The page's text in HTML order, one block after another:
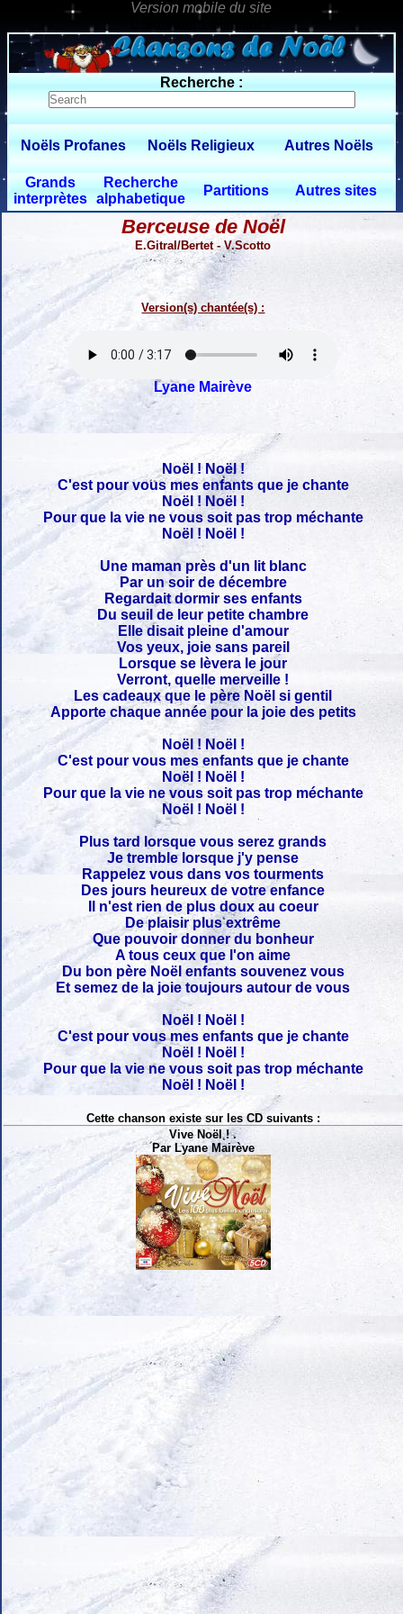
0 $limitbot 1 $limittot 2
Recherche :
Noëls Profanes Noëls Religieux Autres Noëls
Grands
interprètes
Recherche
alphabetique
Partitions Autres sites
Berceuse de Noël
E.Gitral/Bertet - V.Scotto
Version(s) chantée(s) :
Lyane Mairève
Noël ! Noël !
C'est pour vous mes enfants que je chante
Noël ! Noël !
Pour que la vie ne vous soit pas trop méchante
Noël ! Noël !
Une maman près d'un lit blanc
Par un soir de décembre
Regardait dormir ses enfants
Du seuil de leur petite chambre
Elle disait pleine d'amour
Vos yeux, joie sans pareil
Lorsque se lèvera le jour
Verront, quelle merveille !
Les cadeaux que le père Noël si gentil
Apporte chaque année pour la joie des petits
Noël ! Noël !
C'est pour vous mes enfants que je chante
Noël ! Noël !
Pour que la vie ne vous soit pas trop méchante
Noël ! Noël !
Plus tard lorsque vous serez grands
Je tremble lorsque j'y pense
Rappelez vous dans vos tourments
Des jours heureux de votre enfance
Il n'est rien de plus doux au coeur
De plaisir plus extrême
Que pouvoir donner du bonheur
A tous ceux que l'on aime
Du bon père Noël enfants souvenez vous
Et semez de la joie toujours autour de vous
Noël ! Noël !
C'est pour vous mes enfants que je chante
Noël ! Noël !
Pour que la vie ne vous soit pas trop méchante
Noël ! Noël !
Cette chanson existe sur les CD suivants :
Vive Noël ! .
Par Lyane Mairève